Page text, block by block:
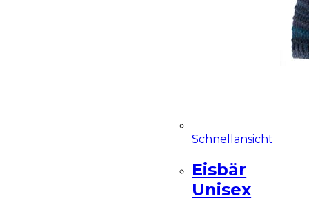
Schnellansicht
Eisbär
Unisex